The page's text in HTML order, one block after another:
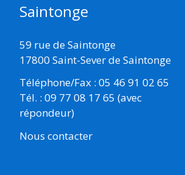
Saintonge
59 rue de Saintonge
17800 Saint-Sever de Saintonge
Téléphone/Fax : 05 46 91 02 65
Tél. : 09 77 08 17 65 (avec
répondeur)
Nous contacter